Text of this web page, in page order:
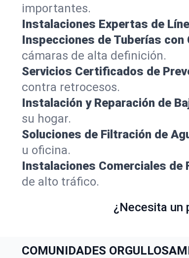
importantes.
Instalaciones Expertas de
Inspecciones de Tuberías con
cámaras de alta definición.
Servicios Certificados de
contra retrocesos.
Instalación y Reparación de
su hogar.
Soluciones de Filtración de
u oficina.
Instalaciones Comerciales de
de alto tráfico.
¿Necesita un
COMUNIDADES